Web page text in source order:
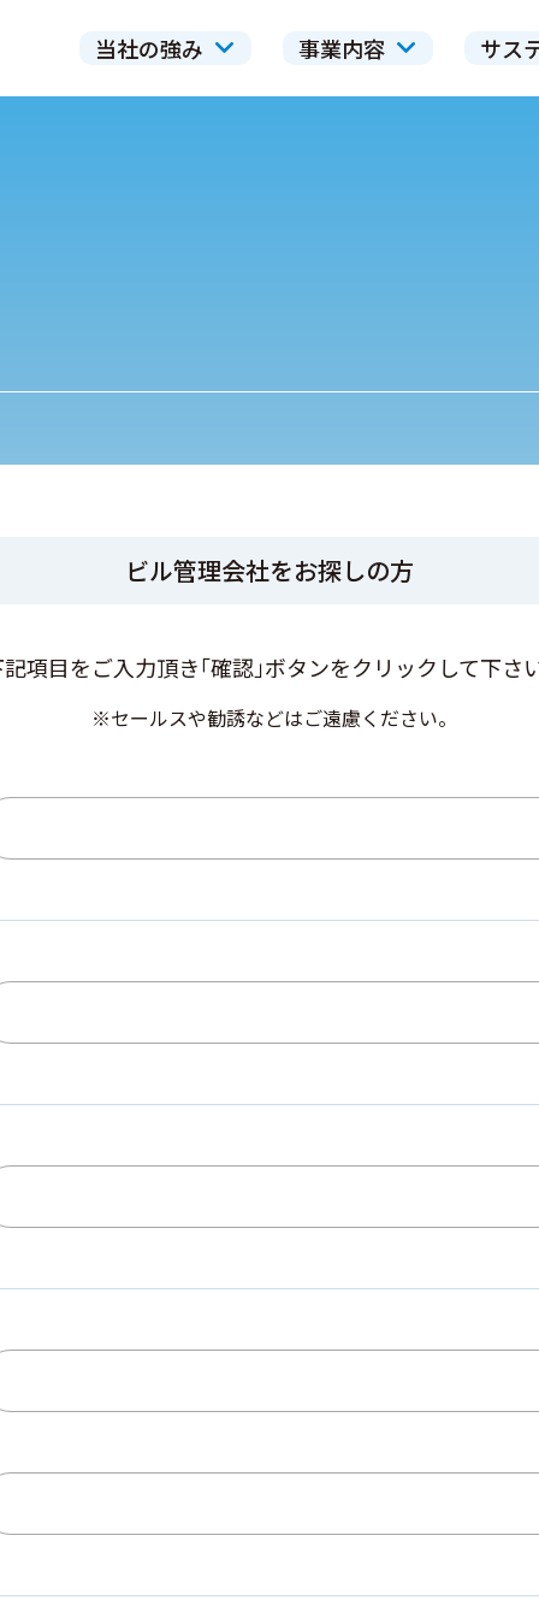
当社の強み 事業内容 サス
ビル管理会社をお探しの方
記項目をご入力頂き「確認」ボタンをクリックして下さ
※セールスや勧誘などはご遠慮ください。